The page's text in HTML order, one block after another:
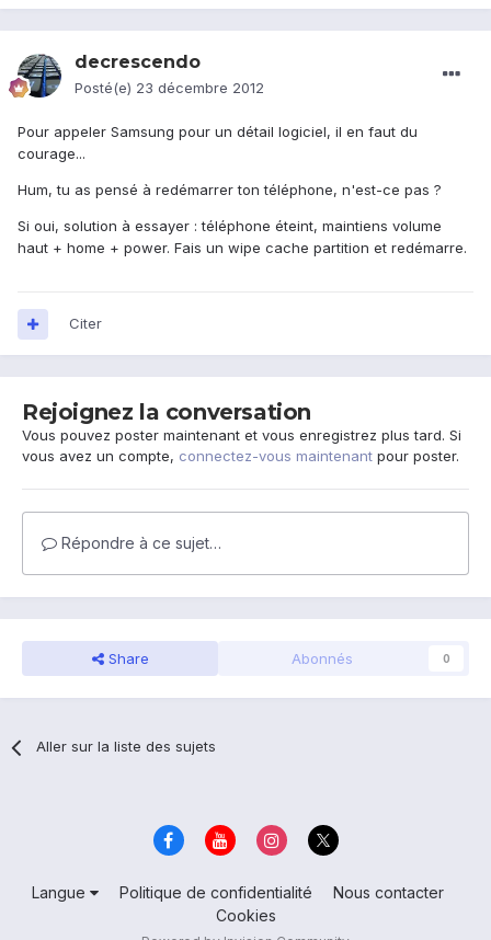
decrescendo
Posté(e) 23 décembre 2012
Pour appeler Samsung pour un détail logiciel, il en faut du
courage...
Hum, tu as pensé à redémarrer ton téléphone, n'est-ce pas ?
Si oui, solution à essayer : téléphone éteint, maintiens volume
haut + home + power. Fais un wipe cache partition et redémarre.
Citer
Rejoignez la conversation
Vous pouvez poster maintenant et vous enregistrez plus tard. Si
vous avez un compte, connectez-vous maintenant pour poster.
Répondre à ce sujet…
Share Abonnés 0
Aller sur la liste des sujets
Langue Politique de confidentialité
Nous contacter
Cookies